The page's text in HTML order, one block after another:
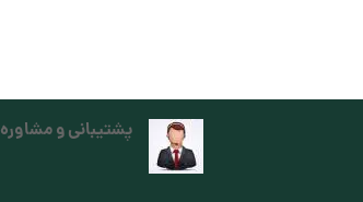
پشتیبانی و مشاوره